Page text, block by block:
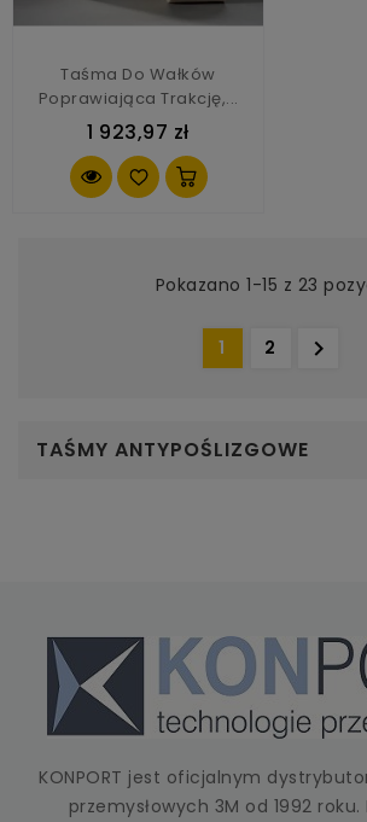
Taśma Do Wałków
Poprawiająca Trakcję,...
1 923,97 zł
Pokazano 1-15 z 23
1 2 
TAŚMY ANTYPOŚLIZGOWE
KONPORT jest oficjalnym
przemysłowych 3M od 1992